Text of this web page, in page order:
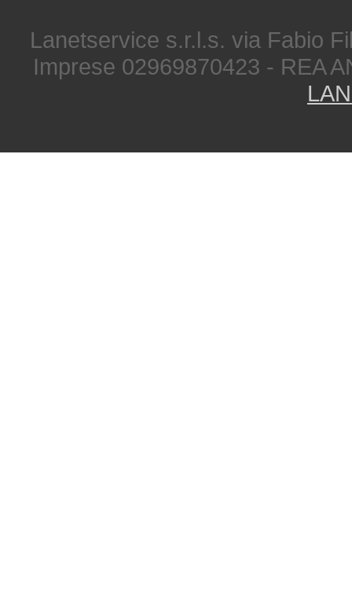
Lanetservice s.r.l.s. via Fabio
Imprese 02969870423 - REA